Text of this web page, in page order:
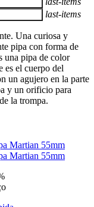
last-items
Una curiosa y
pipa con forma de
una pipa de color
es el cuerpo del
un agujero en la parte
y un orificio para
la trompa.